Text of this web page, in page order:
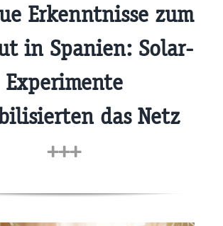
Erkenntnisse zum
in Spanien: Solar-
Experimente
das Netz
+++